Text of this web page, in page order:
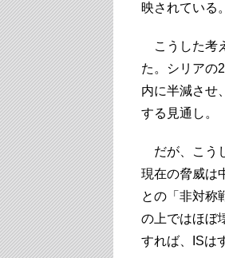
映されている。
こうした考
た。シリアの
内に半減させ
する見通し。
だが、こう
現在の脅威は
との「非対称
の上ではほぼ
すれば、ISは